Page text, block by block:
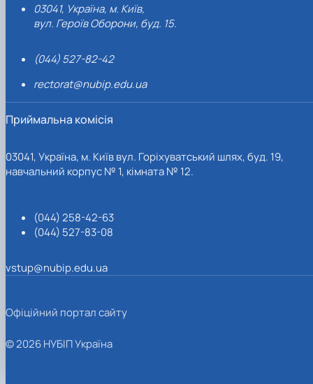
03041, Україна, м. Київ,
вул. Героїв Оборони, буд. 15.
(044) 527-82-42
rectorat@nubip.edu.ua
Приймальна комісія
03041, Україна, м. Київ вул. Горіхуватський шлях, буд. 19,
навчальний корпус № 1, кімната № 12.
(044) 258-42-63
(044) 527-83-08
vstup@nubip.edu.ua
Офіційний портал сайту
© 2026 НУБІП Україна